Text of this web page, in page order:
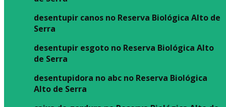
desentupir canos no Reserva Biológica Alto de
Serra
desentupir esgoto no Reserva Biológica Alto
de Serra
desentupidora no abc no Reserva Biológica
Alto de Serra